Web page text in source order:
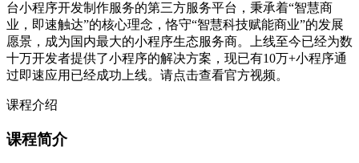
台小程序开发制作服务的第三方服务平台，秉承着“智慧商
业，即速触达”的核心理念，恪守“智慧科技赋能商业”的发展
愿景，成为国内最大的小程序生态服务商。上线至今已经为数
十万开发者提供了小程序的解决方案，现已有10万+小程序通
过即速应用已经成功上线。请点击查看官方视频。
课程介绍
课程简介